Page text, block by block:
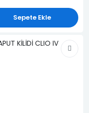
Sepete Ekle